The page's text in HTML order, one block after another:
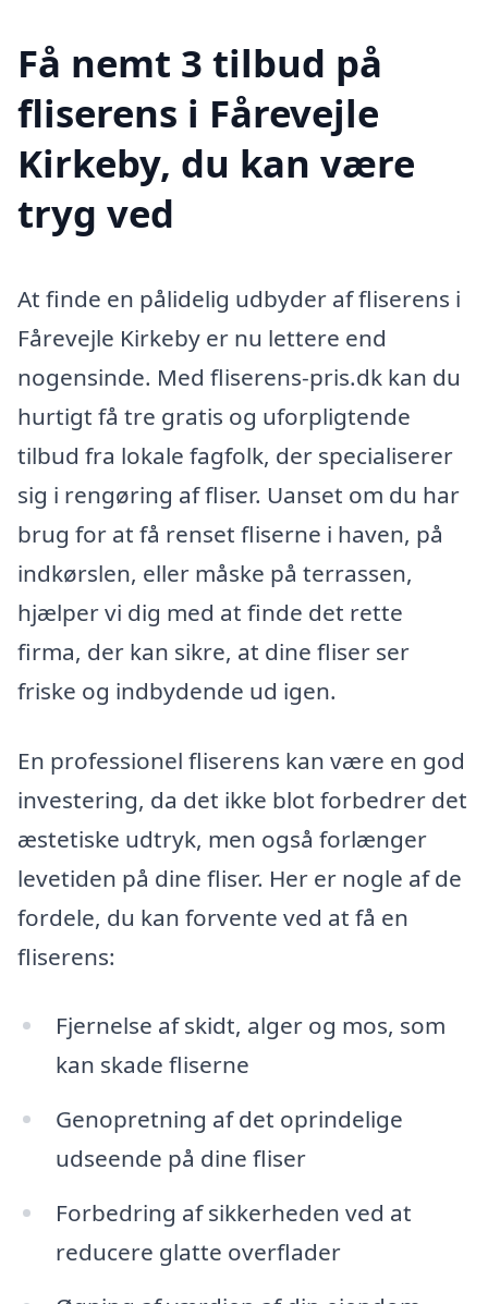
Få nemt 3 tilbud på
fliserens i Fårevejle
Kirkeby, du kan være
tryg ved
At finde en pålidelig udbyder af fliserens i
Fårevejle Kirkeby er nu lettere end
nogensinde. Med fliserens-pris.dk kan du
hurtigt få tre gratis og uforpligtende
tilbud fra lokale fagfolk, der specialiserer
sig i rengøring af fliser. Uanset om du har
brug for at få renset fliserne i haven, på
indkørslen, eller måske på terrassen,
hjælper vi dig med at finde det rette
firma, der kan sikre, at dine fliser ser
friske og indbydende ud igen.
En professionel fliserens kan være en god
investering, da det ikke blot forbedrer det
æstetiske udtryk, men også forlænger
levetiden på dine fliser. Her er nogle af de
fordele, du kan forvente ved at få en
fliserens:
Fjernelse af skidt, alger og mos, som
kan skade fliserne
Genopretning af det oprindelige
udseende på dine fliser
Forbedring af sikkerheden ved at
reducere glatte overflader